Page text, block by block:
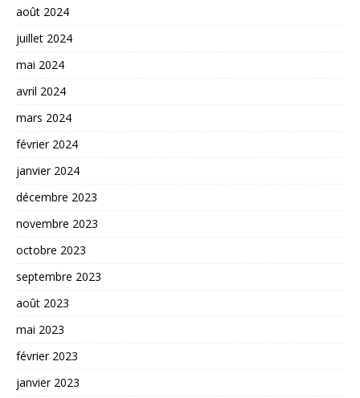
août 2024
juillet 2024
mai 2024
avril 2024
mars 2024
février 2024
janvier 2024
décembre 2023
novembre 2023
octobre 2023
septembre 2023
août 2023
mai 2023
février 2023
janvier 2023